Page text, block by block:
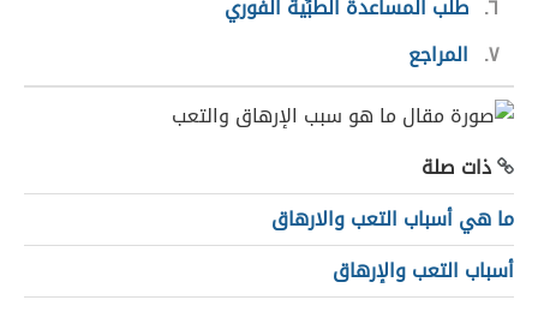
٦ طلب المساعدة الطبِّية الفوري
٧ المراجع
ذات صلة
ما هي أسباب التعب والارهاق
أسباب التعب والإرهاق